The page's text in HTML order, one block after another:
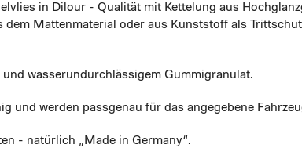
in Dilour - Qualität mit Kettelung aus
Mattenmaterial oder aus Kunststoff als
wasserundurchlässigem Gummigranulat.
und werden passgenau für das angegebene
- natürlich „Made in Germany“.